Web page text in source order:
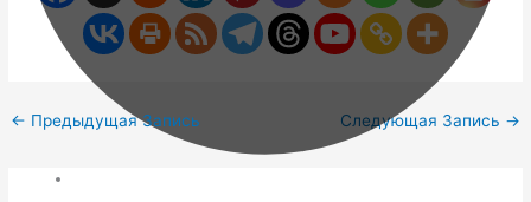
← Предыдущая Запись Следующая Запись →